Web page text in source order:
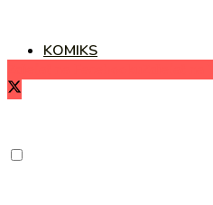
KOMIKS